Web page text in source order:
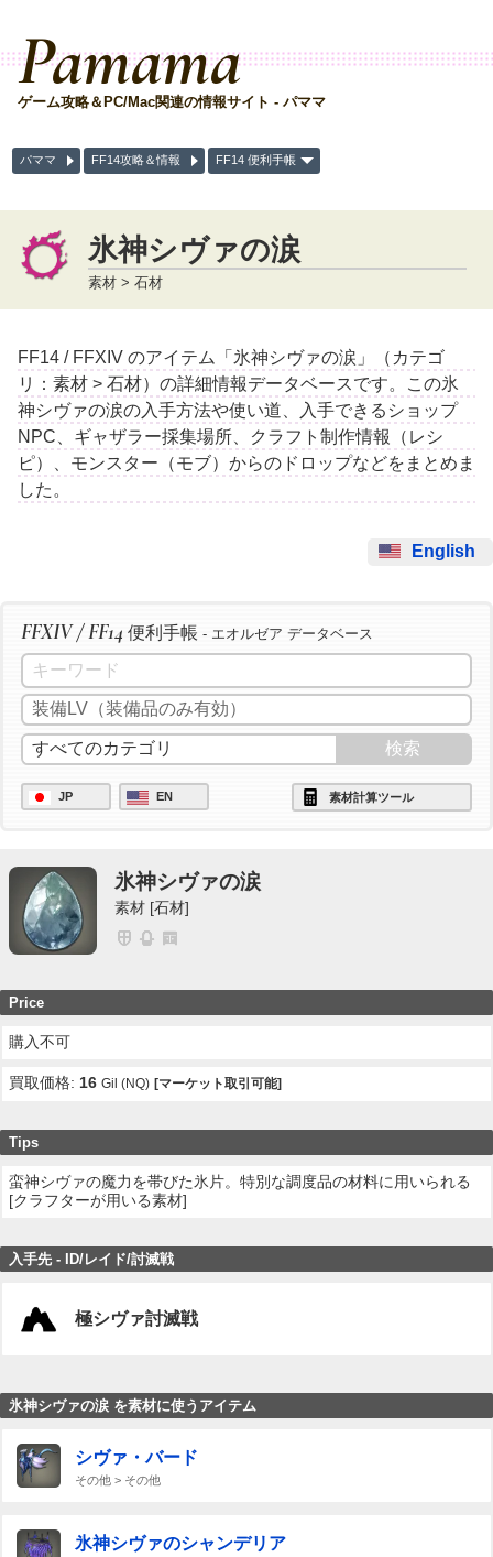
Pamama
ゲーム攻略＆PC/Mac関連の情報サイト - パママ
パママ FF14攻略＆情報 FF14 便利手帳
氷神シヴァの涙
素材 > 石材
FF14 / FFXIV のアイテム「氷神シヴァの涙」（カテゴ
リ：素材 > 石材）の詳細情報データベースです。この氷
神シヴァの涙の入手方法や使い道、入手できるショップ
NPC、ギャザラー採集場所、クラフト制作情報（レシ
ピ）、モンスター（モブ）からのドロップなどをまとめま
した。
English
FFXIV / FF14 便利手帳 - エオルゼア データベース
JP EN 素材計算ツール
氷神シヴァの涙
素材 [石材]
Price
購入不可
買取価格:16 Gil (NQ) [マーケット取引可能]
Tips
蛮神シヴァの魔力を帯びた氷片。特別な調度品の材料に用いられる
[クラフターが用いる素材]
入手先 - ID/レイド/討滅戦
極シヴァ討滅戦
氷神シヴァの涙 を素材に使うアイテム
シヴァ・バード
その他 > その他
氷神シヴァのシャンデリア